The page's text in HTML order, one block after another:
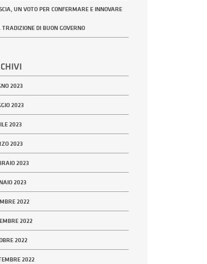
UN VOTO PER CONFERMARE E INNOVARE
DI BUON GOVERNO
2023
2023
2023
2023
2023
2023
2022
2022
2022
2022